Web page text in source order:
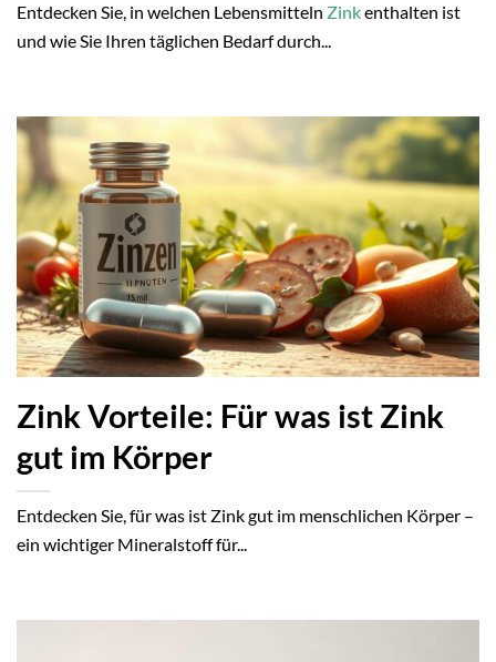
Entdecken Sie, in welchen Lebensmitteln Zinkenthalten ist
und wie Sie Ihren täglichen Bedarf durch...
Zink Vorteile: Für was ist Zink
gut im Körper
Entdecken Sie, für was ist Zink gut im menschlichen Körper –
ein wichtiger Mineralstoff für...